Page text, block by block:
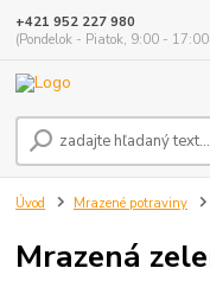
+421 952 227 980
(Pondelok - Piatok, 9:00 - 17:00
Úvod Mrazené potraviny
Mrazená